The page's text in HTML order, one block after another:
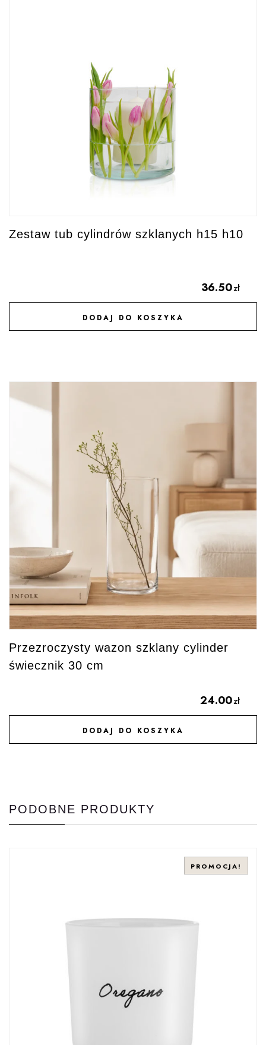
Zestaw tub cylindrów szklanych h15 h10
36.50zł
DODAJ DO KOSZYKA
DODAJ DO ULUBIONYCH
Przezroczysty wazon szklany cylinder
świecznik 30 cm
24.00zł
DODAJ DO KOSZYKA
DODAJ DO ULUBIONYCH
PODOBNE PRODUKTY
PROMOCJA!